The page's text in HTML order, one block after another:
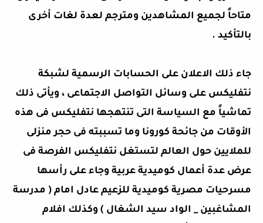
متاحاً لجميع المشاهدين ومترجم لعدة لغات أخرى
بالتأكيد .
جاء ذلك الاعلان على الحسابات الرسمية لشبكة
نتفليكس على وسائل التواصل الاجتماعى ، ويأتى ذلك
تماشياً مع السياسة التى تنتهجها نتفليكس فى هذه
الأوقات من جائحة كورونا وما تسببته فى حجر منزلى
للملايين حول العالم لتستغل نتفليكس الفرصة فى
عرض عدة أعمال كوميدية عربية وجاء على رأسها
مسرحيات مصرية كوميدية للزعيم عادل امام ( مدرسة
المشاغبين _ الواد سيد الشغال ) وكذلك افلام